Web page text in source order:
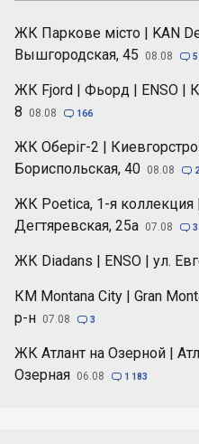
ЖК Паркове місто | KAN
Вышгородская, 45
08.08 
ЖК Fjord | Фьорд | ENSO |
8
08.08  166
ЖК Оберіг-2 |
Бориспольская, 40 08.08 
ЖК Poetica, 1-я коллекция
Дегтяревская, 25а 07.08  3
ЖК Diadans | ENSO | ул.
КМ Montana City | Gran
р-н 07.08  3
ЖК Атлант на Озерной |
Озерная 06.08  1 183